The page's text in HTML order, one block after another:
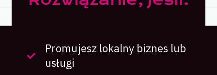
Promujesz lokalny biznes lub
usługi